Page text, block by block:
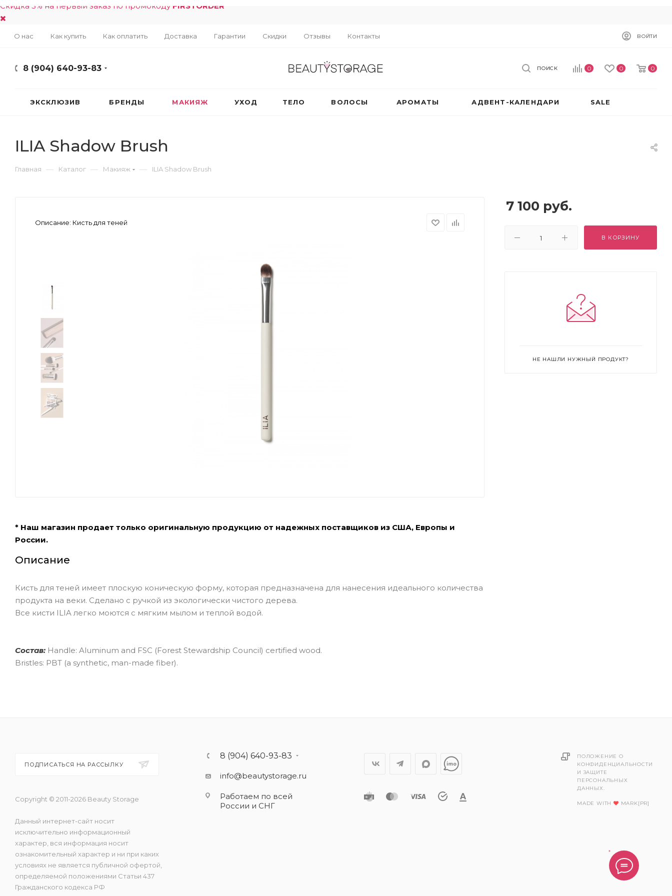
Скидка 5% на первый заказ по промокоду FIRSTORDER
О нас Как купить Как оплатить Доставка Гарантии Скидки Отзывы Контакты ВОЙТИ
8 (904) 640-93-83 0 0 0
ПОИСК
ЭКСКЛЮЗИВ БРЕНДЫ МАКИЯЖ УХОД ТЕЛО ВОЛОСЫ АРОМАТЫ АДВЕНТ-КАЛЕНДАРИ SALE
ILIA Shadow Brush
Главная — Каталог — Макияж — ILIA Shadow Brush
Описание: Кисть для теней
* Наш магазин продает только оригинальную продукцию от надежных поставщиков из США, Европы и
России.
Описание
Кисть для теней имеет плоскую коническую форму, которая предназначена для нанесения идеального количества
продукта на веки. Сделано с ручкой из экологически чистого дерева.
Все кисти ILIA легко моются с мягким мылом и теплой водой.
Состав: Handle: Aluminum and FSC (Forest Stewardship Council) certified wood.
Bristles: PBT (a synthetic, man-made fiber).
7 100 руб.
В КОРЗИНУ
НЕ НАШЛИ НУЖНЫЙ ПРОДУКТ?
ПОДПИСАТЬСЯ НА РАССЫЛКУ
Copyright © 2011-2026 Beauty Storage
Данный интернет-сайт носит
исключительно информационный
характер, вся информация носит
ознакомительный характер и ни при каких
условиях не является публичной офертой,
определяемой положениями Статьи 437
Гражданского кодекса РФ
8 (904) 640-93-83
info@beautystorage.ru
Работаем по всей
России и СНГ
ПОЛОЖЕНИЕ О
КОНФИДЕНЦИАЛЬНОСТИ
И ЗАЩИТЕ
ПЕРСОНАЛЬНЫХ
ДАННЫХ.
MADE WITH MARK[PR]